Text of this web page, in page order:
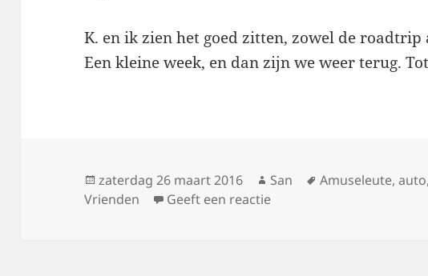
K. en ik zien het goed zitten, zowel de
Een kleine week, en dan zijn we weer terug.
Geplaatst
op
zaterdag 26 maart 2016 Auteur
San Tags
Amuseleute,auto
Vrienden
Geeft een reactie